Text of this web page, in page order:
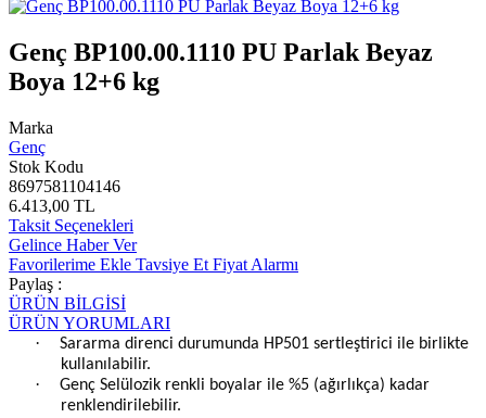
Genç BP100.00.1110 PU Parlak Beyaz
Boya 12+6 kg
Marka
Genç
Stok Kodu
8697581104146
6.413,00 TL
Taksit Seçenekleri
Gelince Haber Ver
Favorilerime Ekle Tavsiye Et Fiyat Alarmı
Paylaş :
ÜRÜN BİLGİSİ
ÜRÜN YORUMLARI
·
Sararma direnci durumunda HP501 sertleştirici ile birlikte
kullanılabilir.
·
Genç Selülozik renkli boyalar ile %5 (ağırlıkça) kadar
renklendirilebilir.